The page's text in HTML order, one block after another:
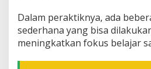
Dalam peraktiknya, ada
sederhana yang bisa
meningkatkan fokus belajar